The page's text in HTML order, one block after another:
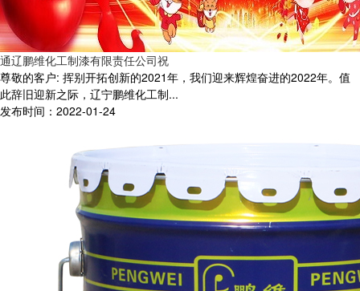
通辽鹏维化工制漆有限责任公司祝
尊敬的客户: 挥别开拓创新的2021年，我们迎来辉煌奋进的2022年。值
此辞旧迎新之际，辽宁鹏维化工制...
发布时间：2022-01-24